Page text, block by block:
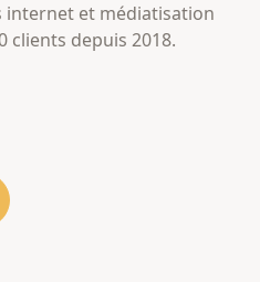
internet et médiatisation
clients depuis 2018.